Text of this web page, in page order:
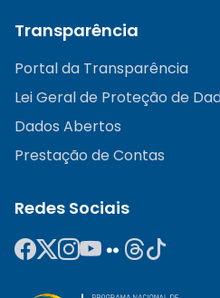
Transparência
Portal da Transparência
Lei Geral de Proteção de
Dados Abertos
Prestação de Contas
Redes Sociais